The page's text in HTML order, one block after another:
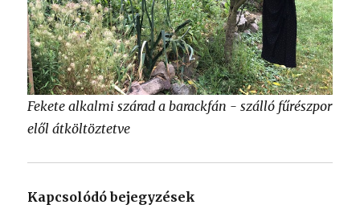
Fekete alkalmi szárad a barackfán - szálló fűrészpor
elől átköltöztetve
Kapcsolódó bejegyzések